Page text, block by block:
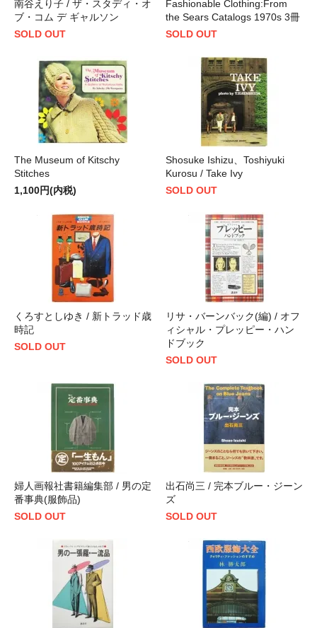
南谷えり子 / ザ・スタディ・オ
ブ・コム デ ギャルソン
SOLD OUT
Fashionable Clothing:From
the Sears Catalogs 1970s 3冊
SOLD OUT
The Museum of Kitschy
Stitches
1,100円(内税)
Shosuke Ishizu、Toshiyuki
Kurosu / Take Ivy
SOLD OUT
くろすとしゆき / 新トラッド歳
時記
SOLD OUT
リサ・バーンバック(編) / オフ
ィシャル・プレッピー・ハン
ドブック
SOLD OUT
婦人画報社書籍編集部 / 男の定
番事典(服飾品)
SOLD OUT
出石尚三 / 完本ブルー・ジーン
ズ
SOLD OUT